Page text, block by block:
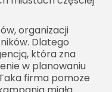
organizacji
Dlatego
która zna
w planowaniu
firma pomoże